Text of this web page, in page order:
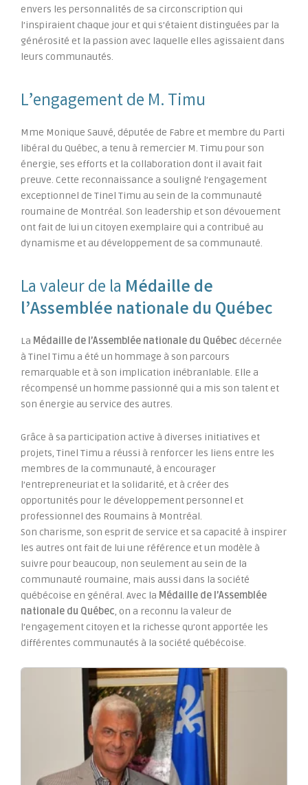
envers les personnalités de sa circonscription qui
l’inspiraient chaque jour et qui s’étaient distinguées par la
générosité et la passion avec laquelle elles agissaient dans
leurs communautés.
L’engagement de M. Timu
Mme Monique Sauvé, députée de Fabre et membre du Parti
libéral du Québec, a tenu à remercier M. Timu pour son
énergie, ses efforts et la collaboration dont il avait fait
preuve. Cette reconnaissance a souligné l’engagement
exceptionnel de Tinel Timu au sein de la communauté
roumaine de Montréal. Son leadership et son dévouement
ont fait de lui un citoyen exemplaire qui a contribué au
dynamisme et au développement de sa communauté.
La valeur de la Médaille de
l’Assemblée nationale du Québec
La Médaille de l’Assemblée nationale du Québec décernée
à Tinel Timu a été un hommage à son parcours
remarquable et à son implication inébranlable. Elle a
récompensé un homme passionné qui a mis son talent et
son énergie au service des autres.
Grâce à sa participation active à diverses initiatives et
projets, Tinel Timu a réussi à renforcer les liens entre les
membres de la communauté, à encourager
l’entrepreneuriat et la solidarité, et à créer des
opportunités pour le développement personnel et
professionnel des Roumains à Montréal.
Son charisme, son esprit de service et sa capacité à inspirer
les autres ont fait de lui une référence et un modèle à
suivre pour beaucoup, non seulement au sein de la
communauté roumaine, mais aussi dans la société
québécoise en général. Avec la Médaille de l’Assemblée
nationale du Québec, on a reconnu la valeur de
l’engagement citoyen et la richesse qu’ont apportée les
différentes communautés à la société québécoise.